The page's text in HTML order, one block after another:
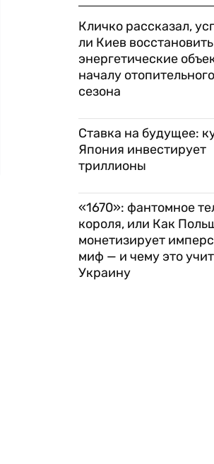
Кличко рассказал,
ли Киев восстановить
энергетические
началу отопительного
сезона
Ставка на будущее:
Япония инвестирует
триллионы
«1670»: фантомное
короля, или Как
монетизирует
миф — и чему это учит
Украину